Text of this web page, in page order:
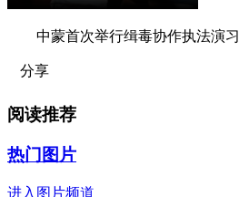
中蒙首次举行缉毒协作执法演习
分享
阅读推荐
热门图片
进入图片频道